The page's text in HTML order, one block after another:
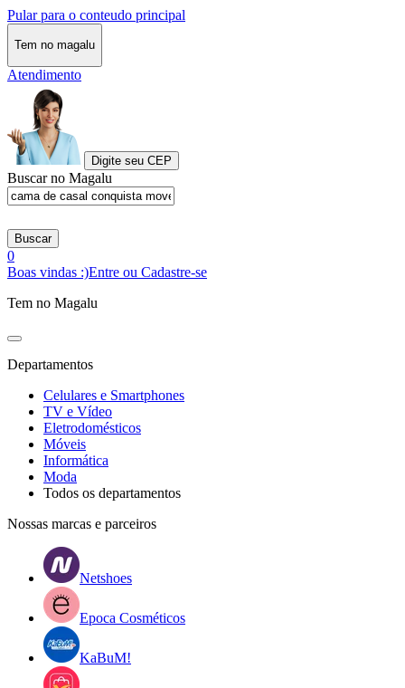
Pular para o conteudo principal
Tem no magalu
Atendimento
Digite seu CEP
Buscar no Magalu
Buscar
0
Boas vindas :)Entre ou Cadastre-se
Tem no Magalu
Departamentos
Celulares e Smartphones
TV e Vídeo
Eletrodomésticos
Móveis
Informática
Moda
Todos os departamentos
Nossas marcas e parceiros
Netshoes
Epoca Cosméticos
KaBuM!